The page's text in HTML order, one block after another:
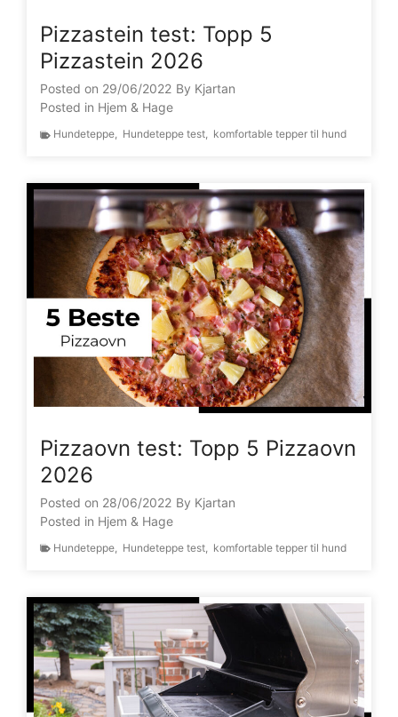
Pizzastein test: Topp 5
Pizzastein 2026
Posted on 29/06/2022 By Kjartan
Posted in Hjem & Hage
Hundeteppe, Hundeteppe test, komfortable tepper til hund
Pizzaovn test: Topp 5 Pizzaovn
2026
Posted on 28/06/2022 By Kjartan
Posted in Hjem & Hage
Hundeteppe Hundeteppe test komfortable tepper til hund